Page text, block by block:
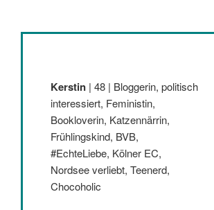
Kerstin | 48 | Bloggerin, politisch
interessiert, Feministin,
Bookloverin, Katzennärrin,
Frühlingskind, BVB,
#EchteLiebe, Kölner EC,
Nordsee verliebt, Teenerd,
Chocoholic